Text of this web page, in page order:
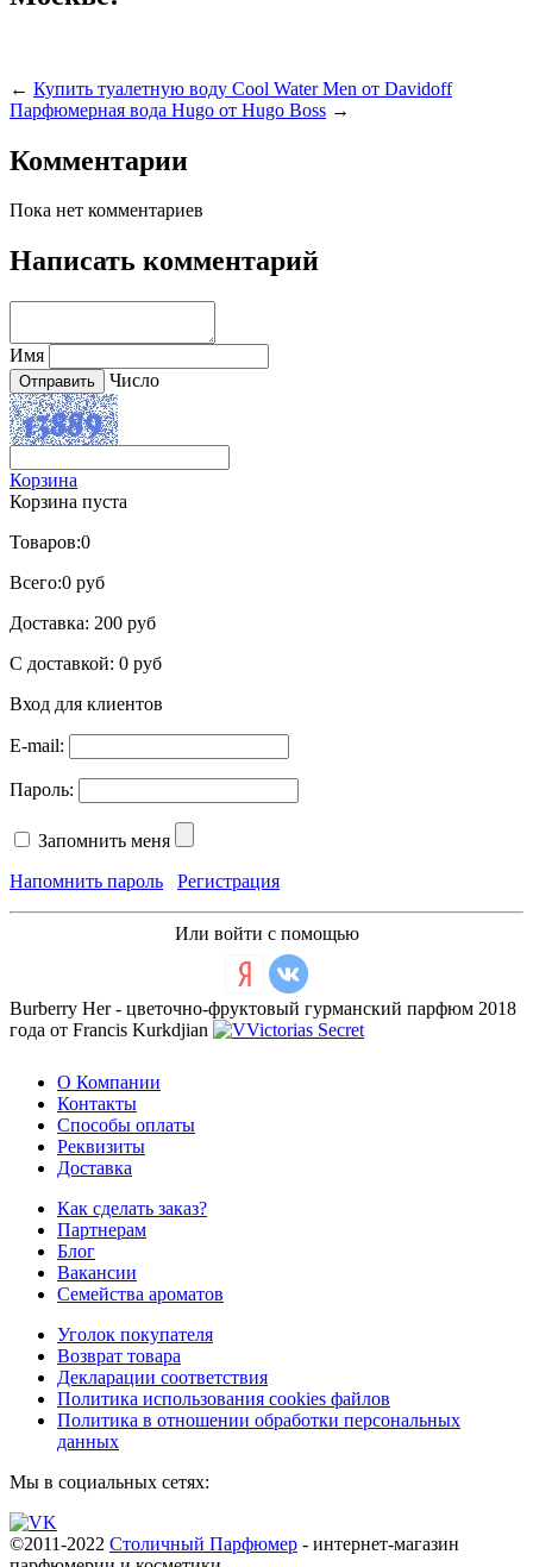
← Купить туалетную воду Cool Water Men от Davidoff
Парфюмерная вода Hugo от Hugo Boss →
Комментарии
Пока нет комментариев
Написать комментарий
Имя
Число
Корзина
Корзина пуста
Товаров:0
Всего:0 руб
Доставка: 200 руб
С доставкой: 0 руб
Вход для клиентов
E-mail:
Пароль:
Запомнить меня
Напомнить пароль
Регистрация
Или войти с помощью
Burberry Her - цветочно-фруктовый гурманский парфюм 2018
года от Francis Kurkdjian
О Компании
Контакты
Способы оплаты
Реквизиты
Доставка
Как сделать заказ?
Партнерам
Блог
Вакансии
Семейства ароматов
Уголок покупателя
Возврат товара
Декларации соответствия
Политика использования cookies файлов
Политика в отношении обработки персональных
данных
Мы в социальных сетях:
©2011-2022 Столичный Парфюмер - интернет-магазин